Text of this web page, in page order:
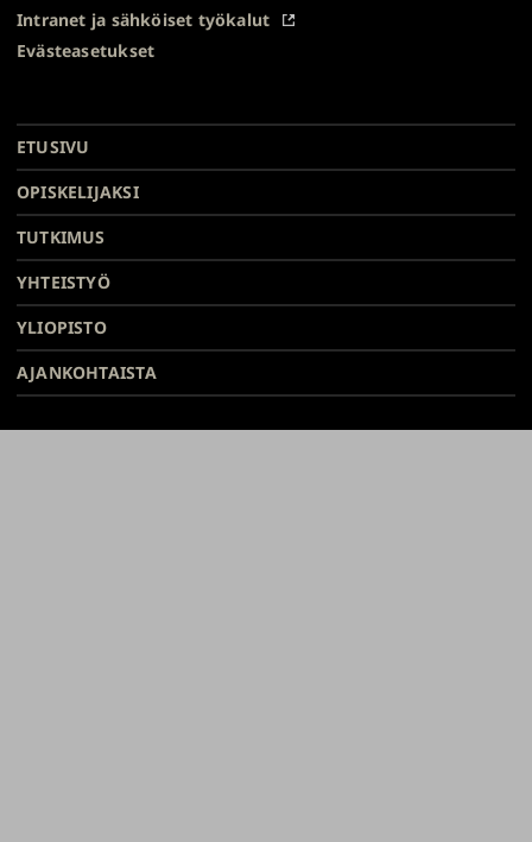
Intranet ja sähköiset työkalut
Evästeasetukset
Päävalikko
alatunnisteessa
ETUSIVU
OPISKELIJAKSI
TUTKIMUS
YHTEISTYÖ
YLIOPISTO
AJANKOHTAISTA
Turun
yliopisto
Facebookissa
Turun
yliopisto
Instagramissa
Turun
Blueskyssa
Turun
YouTubessa
Turun
LinkedInissä
Turun
TikTokissa